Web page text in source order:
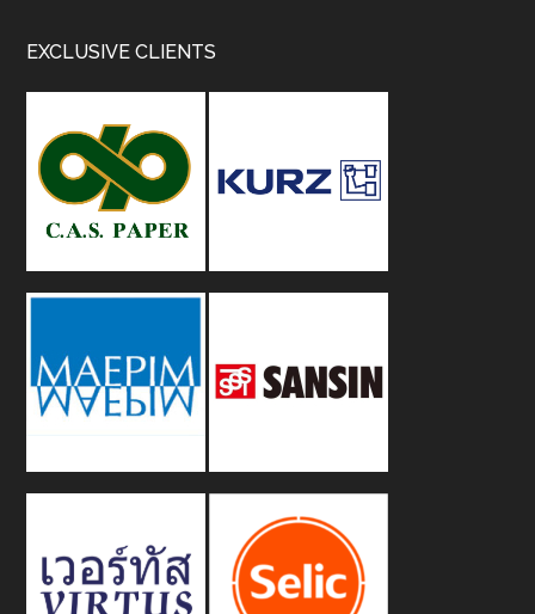
Footer
EXCLUSIVE CLIENTS